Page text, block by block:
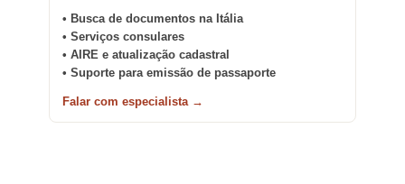
• Busca de documentos na Itália
• Serviços consulares
• AIRE e atualização cadastral
• Suporte para emissão de passaporte
Falar com especialista →